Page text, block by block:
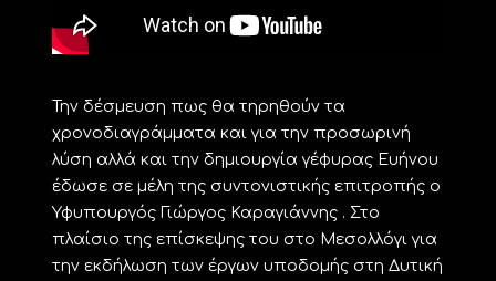
Την δέσμευση πως θα τηρηθούν τα
χρονοδιαγράμματα και για την προσωρινή
λύση αλλά και την δημιουργία γέφυρας Ευήνου
έδωσε σε μέλη της συντονιστικής επιτροπής ο
Υφυπουργός Γιώργος Καραγιάννης . Στο
πλαίσιο της επίσκεψης του στο Μεσολλόγι για
την εκδήλωση των έργων υποδομής στη Δυτική